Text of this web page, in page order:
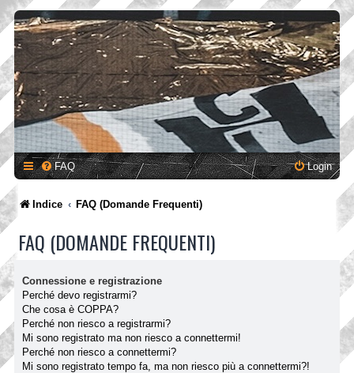
FAQ Login
Indice FAQ (Domande Frequenti)
FAQ (DOMANDE FREQUENTI)
Connessione e registrazione
Perché devo registrarmi?
Che cosa è COPPA?
Perché non riesco a registrarmi?
Mi sono registrato ma non riesco a connettermi!
Perché non riesco a connettermi?
Mi sono registrato tempo fa, ma non riesco più a connettermi?!